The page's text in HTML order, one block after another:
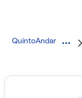
QuintoAndar